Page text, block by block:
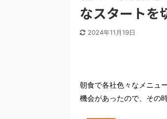
なスタートを
2024年11月19日
朝食で各社色々なメニュ
機会があったので、その